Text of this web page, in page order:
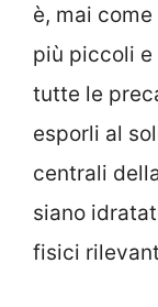
è, mai
più piccoli
tutte le
esporli al
centrali
siano
fisici